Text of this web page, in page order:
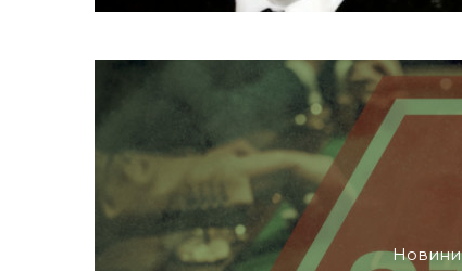
Новини